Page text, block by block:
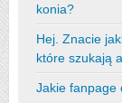
konia?
Hej. Znacie
które szukają
Jakie fanpage